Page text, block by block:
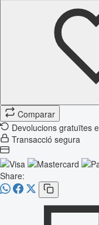
Comparar
Devolucions gratuïtes
Transacció segura
Share: